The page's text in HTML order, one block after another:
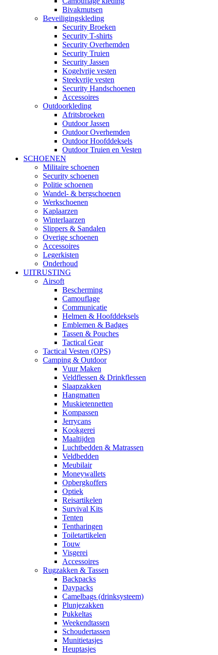
Bivakmutsen
Beveiligingskleding
Security Broeken
Security T-shirts
Security Overhemden
Security Truien
Security Jassen
Kogelvrije vesten
Steekvrije vesten
Security Handschoenen
Accessoires
Outdoorkleding
Afritsbroeken
Outdoor Jassen
Outdoor Overhemden
Outdoor Hoofddeksels
Outdoor Truien en Vesten
SCHOENEN
Militaire schoenen
Security schoenen
Politie schoenen
Wandel- & bergschoenen
Werkschoenen
Kaplaarzen
Winterlaarzen
Slippers & Sandalen
Overige schoenen
Accessoires
Legerkisten
Onderhoud
UITRUSTING
Airsoft
Bescherming
Camouflage
Communicatie
Helmen & Hoofddeksels
Emblemen & Badges
Tassen & Pouches
Tactical Gear
Tactical Vesten (OPS)
Camping & Outdoor
Vuur Maken
Veldflessen & Drinkflessen
Slaapzakken
Hangmatten
Muskietennetten
Kompassen
Jerrycans
Kookgerei
Maaltijden
Luchtbedden & Matrassen
Veldbedden
Meubilair
Moneywallets
Opbergkoffers
Optiek
Reisartikelen
Survival Kits
Tenten
Tentharingen
Toiletartikelen
Touw
Visgerei
Accessoires
Rugzakken & Tassen
Backpacks
Daypacks
Camelbags (drinksysteem)
Plunjezakken
Pukkeltas
Weekendtassen
Schoudertassen
Munitietasjes
Heuptasjes